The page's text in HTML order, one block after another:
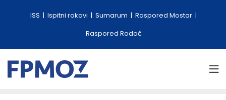
ISS Ispitni rokovi Sumarum
Raspored Mostar
Raspored Rodoč